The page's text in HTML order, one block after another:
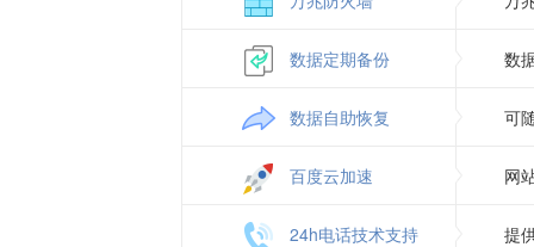
数据定期备份 数
数据自助恢复 可
百度云加速 网
24h电话技术支持 提